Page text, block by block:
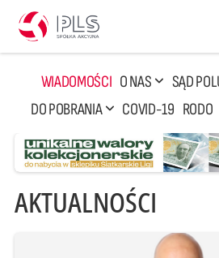
WIADOMOŚCI O NAS SĄD
DO POBRANIA
COVID-19 RODO
AKTUALNOŚCI